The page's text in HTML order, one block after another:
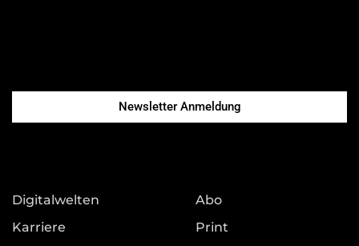
Newsletter Anmeldung
Digitalwelten
Karriere
Abo
Print